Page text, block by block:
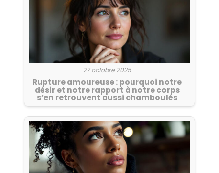
27 octobre 2025
Rupture amoureuse : pourquoi notre
désir et notre rapport à notre corps
s’en retrouvent aussi chamboulés